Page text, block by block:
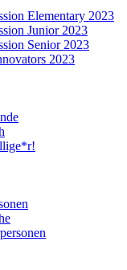
Elementary 2023
Junior 2023
Senior 2023
2023